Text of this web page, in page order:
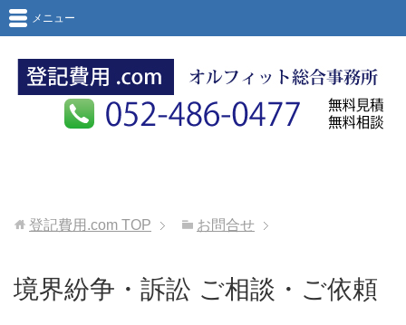
メニュー
登記費用.com TOP お問合せ
境界紛争・訴訟 ご相談・ご依頼